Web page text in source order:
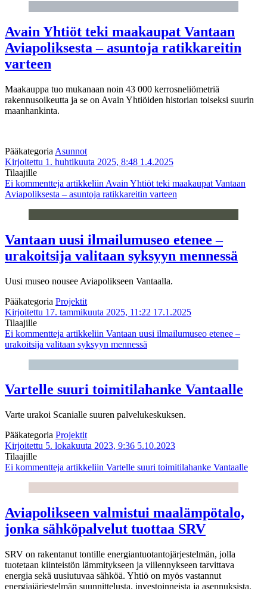
Avain Yhtiöt teki maakaupat Vantaan
Aviapoliksesta – asuntoja ratikkareitin
varteen
Maakauppa tuo mukanaan noin 43 000 kerrosneliömetriä
rakennusoikeutta ja se on Avain Yhtiöiden historian toiseksi suurin
maanhankinta.
Pääkategoria Asunnot
Kirjoitettu 1. huhtikuuta 2025, 8:48 1.4.2025
Tilaajille
Ei kommentteja artikkeliin Avain Yhtiöt teki maakaupat Vantaan
Aviapoliksesta – asuntoja ratikkareitin varteen
Vantaan uusi ilmailumuseo etenee –
urakoitsija valitaan syksyyn mennessä
Uusi museo nousee Aviapolikseen Vantaalla.
Pääkategoria Projektit
Kirjoitettu 17. tammikuuta 2025, 11:22 17.1.2025
Tilaajille
Ei kommentteja artikkeliin Vantaan uusi ilmailumuseo etenee –
urakoitsija valitaan syksyyn mennessä
Vartelle suuri toimitilahanke Vantaalle
Varte urakoi Scanialle suuren palvelukeskuksen.
Pääkategoria Projektit
Kirjoitettu 5. lokakuuta 2023, 9:36 5.10.2023
Tilaajille
Ei kommentteja artikkeliin Vartelle suuri toimitilahanke Vantaalle
Aviapolikseen valmistui maalämpötalo,
jonka sähköpalvelut tuottaa SRV
SRV on rakentanut tontille energiantuotantojärjestelmän, jolla
tuotetaan kiinteistön lämmitykseen ja viilennykseen tarvittava
energia sekä uusiutuvaa sähköä. Yhtiö on myös vastannut
energiajärjestelmän suunnittelusta, investoinneista ja asennuksista.